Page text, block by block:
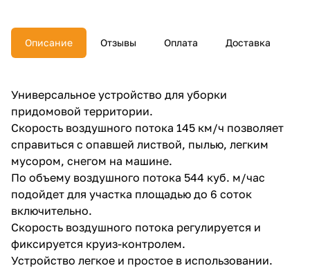
Описание Отзывы Оплата Доставка
Универсальное устройство для уборки
придомовой территории.
Скорость воздушного потока 145 км/ч позволяет
справиться с опавшей листвой, пылью, легким
мусором, снегом на машине.
По объему воздушного потока 544 куб. м/час
подойдет для участка площадью до 6 соток
включительно.
Скорость воздушного потока регулируется и
фиксируется круиз-контролем.
Устройство легкое и простое в использовании.
недели